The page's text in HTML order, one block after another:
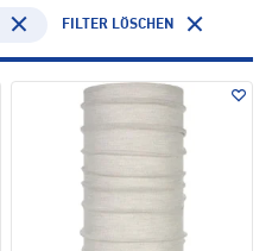
FILTER LÖSCHEN